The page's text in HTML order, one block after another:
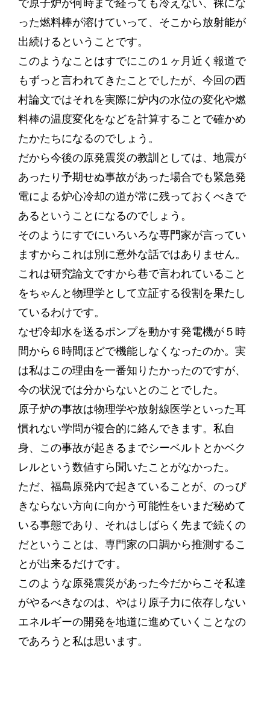
で原子炉が何時まで経っても冷えない、裸にな
った燃料棒が溶けていって、そこから放射能が
出続けるということです。
このようなことはすでにこの１ヶ月近く報道で
もずっと言われてきたことでしたが、今回の西
村論文ではそれを実際に炉内の水位の変化や燃
料棒の温度変化をなどを計算することで確かめ
たかたちになるのでしょう。
だから今後の原発震災の教訓としては、地震が
あったり予期せぬ事故があった場合でも緊急発
電による炉心冷却の道が常に残っておくべきで
あるということになるのでしょう。
そのようにすでにいろいろな専門家が言ってい
ますからこれは別に意外な話ではありません。
これは研究論文ですから巷で言われていること
をちゃんと物理学として立証する役割を果たし
ているわけです。
なぜ冷却水を送るポンプを動かす発電機が５時
間から６時間ほどで機能しなくなったのか。実
は私はこの理由を一番知りたかったのですが、
今の状況では分からないとのことでした。
原子炉の事故は物理学や放射線医学といった耳
慣れない学問が複合的に絡んできます。私自
身、この事故が起きるまでシーベルトとかベク
レルという数値すら聞いたことがなかった。
ただ、福島原発内で起きていることが、のっぴ
きならない方向に向かう可能性をいまだ秘めて
いる事態であり、それはしばらく先まで続くの
だということは、専門家の口調から推測するこ
とが出来るだけです。
このような原発震災があった今だからこそ私達
がやるべきなのは、やはり原子力に依存しない
エネルギーの開発を地道に進めていくことなの
であろうと私は思います。